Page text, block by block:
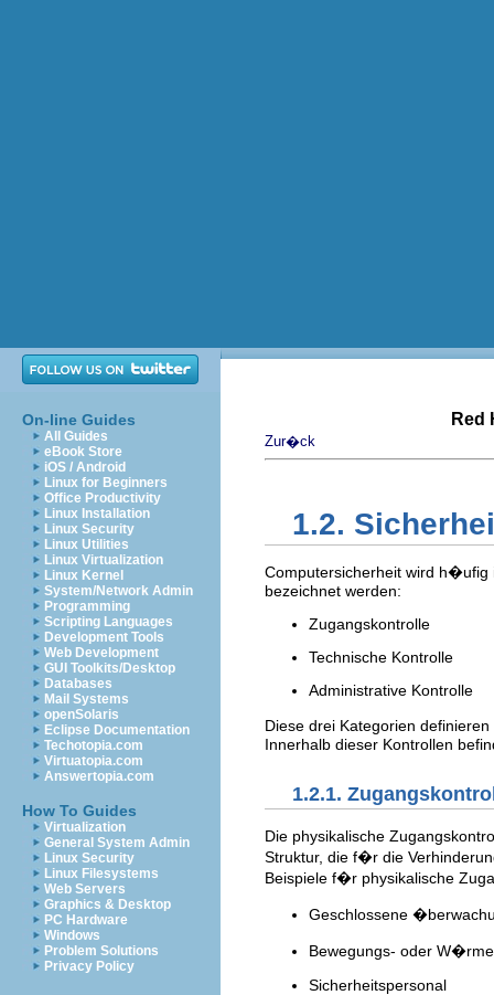
On-line Guides
All Guides
eBook Store
iOS / Android
Linux for Beginners
Office Productivity
Linux Installation
Linux Security
Linux Utilities
Linux Virtualization
Linux Kernel
System/Network Admin
Programming
Scripting Languages
Development Tools
Web Development
GUI Toolkits/Desktop
Databases
Mail Systems
openSolaris
Eclipse Documentation
Techotopia.com
Virtuatopia.com
Answertopia.com
How To Guides
Virtualization
General System Admin
Linux Security
Linux Filesystems
Web Servers
Graphics & Desktop
PC Hardware
Windows
Problem Solutions
Privacy Policy
Red
Zur�ck
1.2.
Computersicherheit wird h�ufig
bezeichnet werden:
Zugangskontrolle
Technische Kontrolle
Administrative Kontrolle
Diese drei Kategorien
Innerhalb dieser Kontrollen
1.2.1.
Die physikalische
Struktur, die f�r die
Beispiele f�r physikalische
Geschlossene
Bewegungs- oder
Sicherheitspersonal